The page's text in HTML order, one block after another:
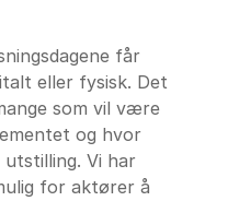
får
eller fysisk. Det
som vil være
og hvor
Vi har
for aktører å